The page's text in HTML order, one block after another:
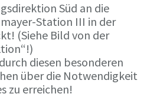
Süd an die
Station III in der
(Siehe Bild von der
diesen besonderen
über die Notwendigkeit
zu erreichen!